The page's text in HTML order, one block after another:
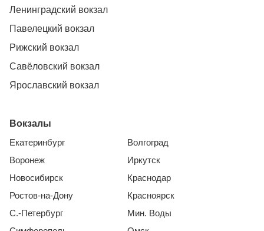
Ленинградский вокзал
Павелецкий вокзал
Рижский вокзал
Савёловский вокзал
Ярославский вокзал
Вокзалы
Екатеринбург
Воронеж
Новосибирск
Ростов-на-Дону
С.-Петербург
Волгоград
Иркутск
Краснодар
Красноярск
Мин. Воды